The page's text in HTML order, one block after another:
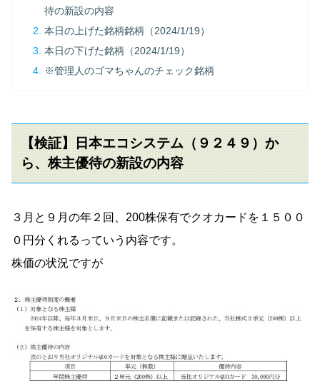
待の新設の内容
本日の上げた銘柄銘柄（2024/1/19）
本日の下げた銘柄（2024/1/19）
※管理人のゴマちゃんのチェック銘柄
【検証】日本エコシステム（９２４９）か
ら、株主優待の新設の内容
３月と９月の年２回、200株保有でクオカードを１５００
０円分くれるっていう内容です。
株価の状況ですが